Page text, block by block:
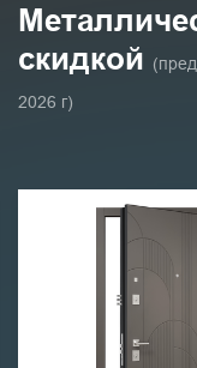
скидкой
2026 г)